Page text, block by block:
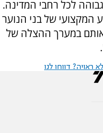
לכל רחבי המדינה.
המקצועי של בני הנוער
במערך ההצלה של
דווחו לנו